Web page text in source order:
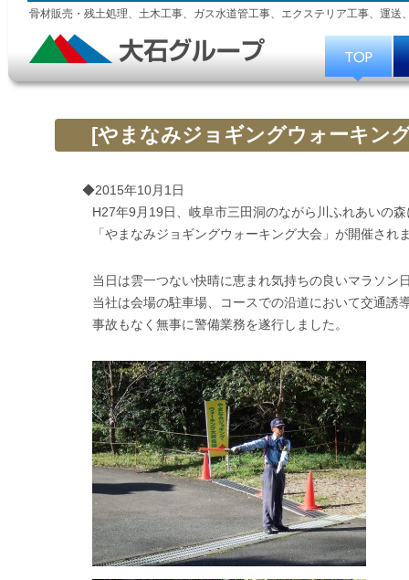
骨材販売・残土処理、土木工事、ガス水道管工事、エクステリア工事、運送
[やまなみジョギングウォーキン
◆2015年10月1日
H27年9月19日、岐阜市三田洞のながら川ふれあいの
「やまなみジョギングウォーキング大会」が開催され
当日は雲一つない快晴に恵まれ気持ちの良いマラソン
当社は会場の駐車場、コースでの沿道において交通誘
事故もなく無事に警備業務を遂行しました。